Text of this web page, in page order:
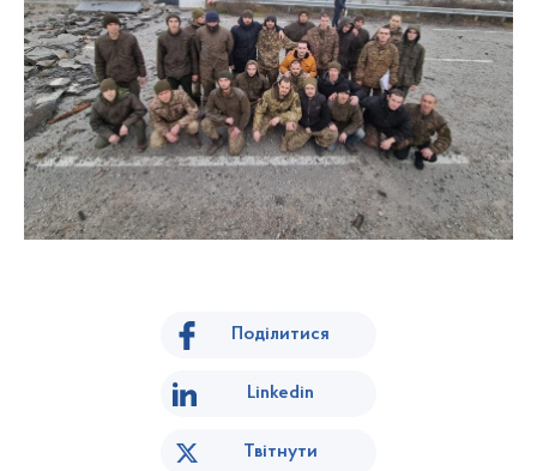
Поділитися
Linkedin
Твітнути